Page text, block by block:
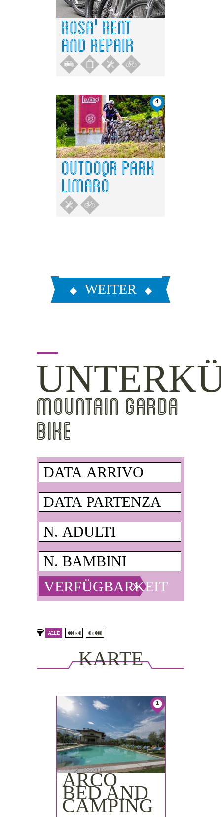
ROSA' RENT
AND REPAIR
4
OUTDOOR PARK
LIMARÒ
WEITER
MOUNTAIN GARDA
BIKE
ALLE €€€ » € € « €€€
KARTE
This page can't load Google Maps
correctly.
Do you own this website? OK
1
ARCO
BED AND
CAMPING
BUCHEN